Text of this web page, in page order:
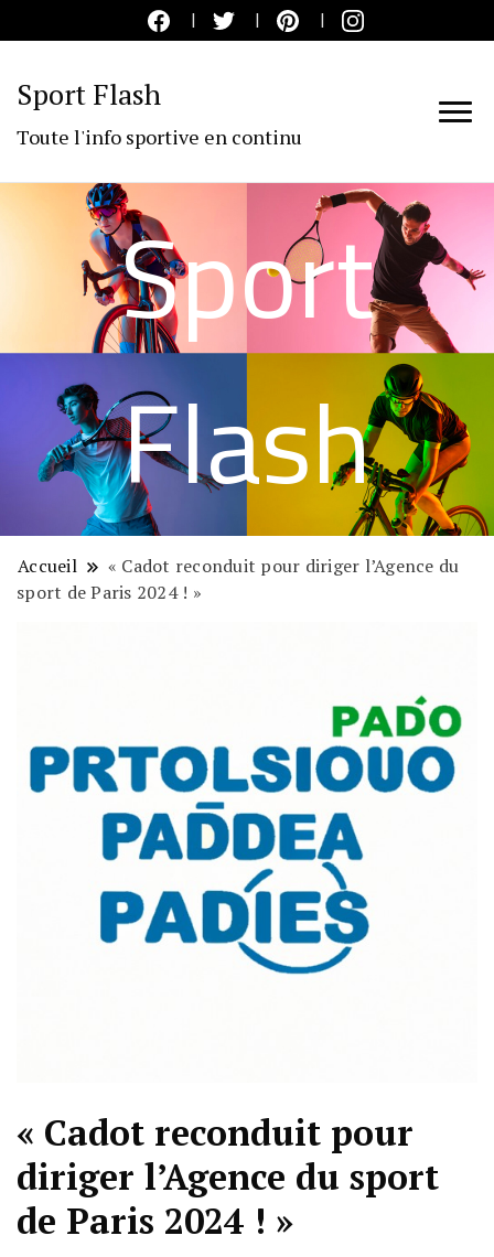
Sport Flash
Toute l'info sportive en continu
Sport
Flash
Accueil
« Cadot reconduit pour diriger l’Agence du
sport de Paris 2024 ! »
« Cadot reconduit pour
diriger l’Agence du sport
de Paris 2024 ! »